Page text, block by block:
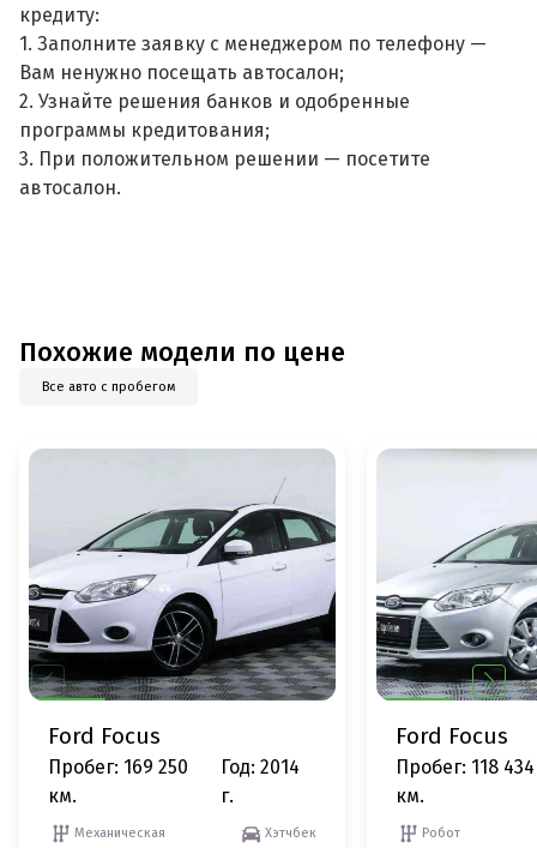
кредиту:
1. Заполните заявку с менеджером по телефону —
Вам ненужно посещать автосалон;
2. Узнайте решения банков и одобренные
программы кредитования;
3. При положительном решении — посетите
автосалон.
Похожие модели по цене
Все авто с пробегом
Ford Focus
Пробег: 169 250
км.
Год: 2014
г.
Механическая
Хэтчбек
Ford Focus
Пробег: 118 434
км.
Робот